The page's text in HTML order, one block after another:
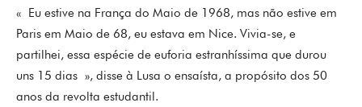
« Eu estive na França do Maio de 1968, mas não estive em
Paris em Maio de 68, eu estava em Nice. Vivia-se, e
partilhei, essa espécie de euforia estranhíssima que durou
uns 15 dias », disse à Lusa o ensaísta, a propósito dos 50
anos da revolta estudantil.